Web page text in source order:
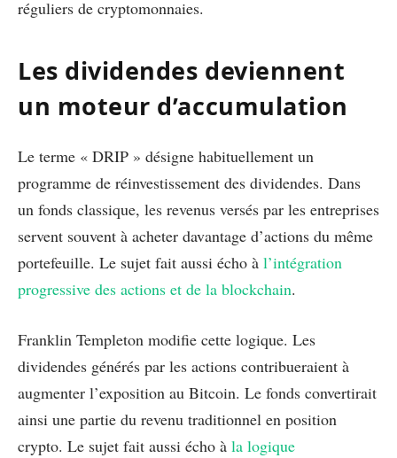
réguliers de cryptomonnaies.
Les dividendes deviennent
un moteur d’accumulation
Le terme « DRIP » désigne habituellement un
programme de réinvestissement des dividendes. Dans
un fonds classique, les revenus versés par les entreprises
servent souvent à acheter davantage d’actions du même
portefeuille. Le sujet fait aussi écho à l’intégration
progressive des actions et de la blockchain.
Franklin Templeton modifie cette logique. Les
dividendes générés par les actions contribueraient à
augmenter l’exposition au Bitcoin. Le fonds convertirait
ainsi une partie du revenu traditionnel en position
crypto. Le sujet fait aussi écho à la logique